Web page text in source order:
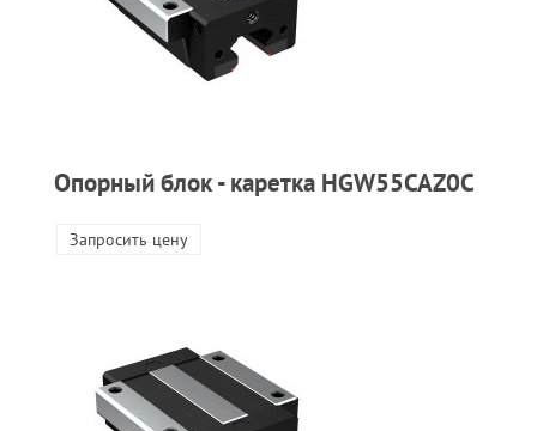
Опорный блок - каретка HGW55CAZ0C
Запросить цену